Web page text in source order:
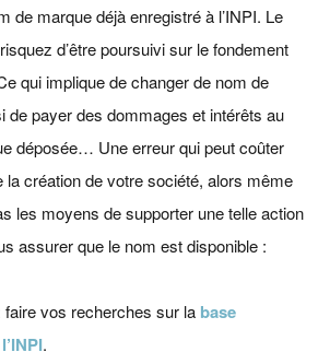
de marque déjà enregistré à l’INPI. Le
d’être poursuivi sur le fondement
qui implique de changer de nom de
de payer des dommages et intérêts au
déposée… Une erreur qui peut coûter
la création de votre société, alors même
les moyens de supporter une telle action
assurer que le nom est disponible :
faire vos recherches sur la base
.